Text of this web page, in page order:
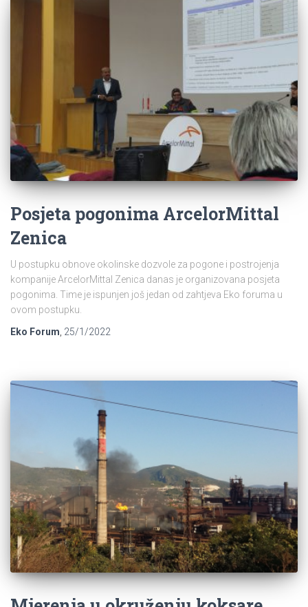
Posjeta pogonima ArcelorMittal
Zenica
U postupku obnove okolinske dozvole za pogone i postrojenja
kompanije ArcelorMittal Zenica danas je organizovana posjeta
pogonima. Time je ispunjen još jedan od zahtjeva Eko foruma u
ovom postupku.
Eko Forum, 25/1/2022